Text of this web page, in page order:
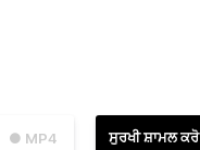
● MP4 ਸੁਰਖੀ ਸ਼ਾਮਲ ਕਰੋ